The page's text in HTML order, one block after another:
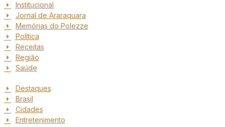
Institucional
Jornal de Araraquara
Memórias do Polezze
Política
Receitas
Região
Saúde
Destaques
Brasil
Cidades
Entretenimento